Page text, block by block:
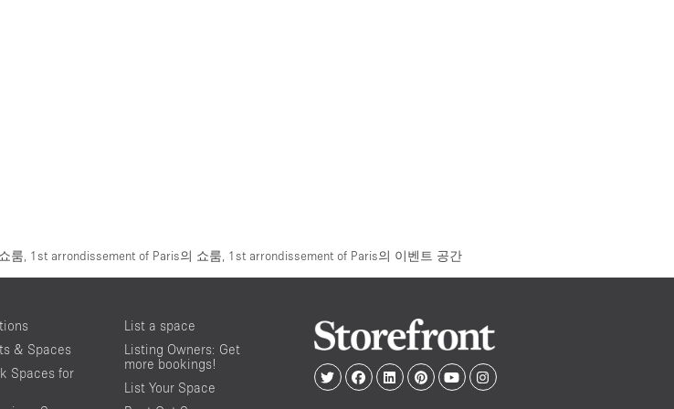
룸 1st arrondissement of Paris의 쇼룸 1st arrondissement of Paris의 이벤트 공간
& Spaces
Spaces for
List a space
Listing Owners: Get
more bookings!
List Your Space